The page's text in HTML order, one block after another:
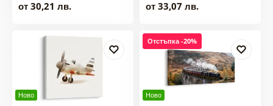
от 30,21 лв. от 33,07 лв.
Ново Ново
Отстъпка -20%